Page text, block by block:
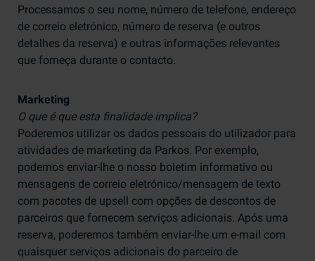
Processamos o seu nome, número de telefone, endereço
de correio eletrónico, número de reserva (e outros
detalhes da reserva) e outras informações relevantes
que forneça durante o contacto.
Marketing
O que é que esta finalidade implica?
Poderemos utilizar os dados pessoais do utilizador para
atividades de marketing da Parkos. Por exemplo,
podemos enviar-lhe o nosso boletim informativo ou
mensagens de correio eletrónico/mensagem de texto
com pacotes de upsell com opções de descontos de
parceiros que fornecem serviços adicionais. Após uma
reserva, poderemos também enviar-lhe um e-mail com
quaisquer serviços adicionais do parceiro de